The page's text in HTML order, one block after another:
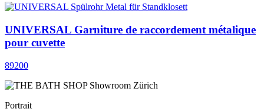
UNIVERSAL Garniture de raccordement métalique
pour cuvette
89200
Portrait